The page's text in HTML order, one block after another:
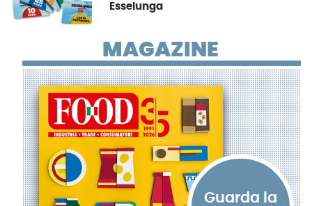
Esselunga
MAGAZINE